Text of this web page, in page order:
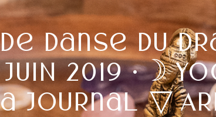
Danse du
2019 •☽
Journal ▽